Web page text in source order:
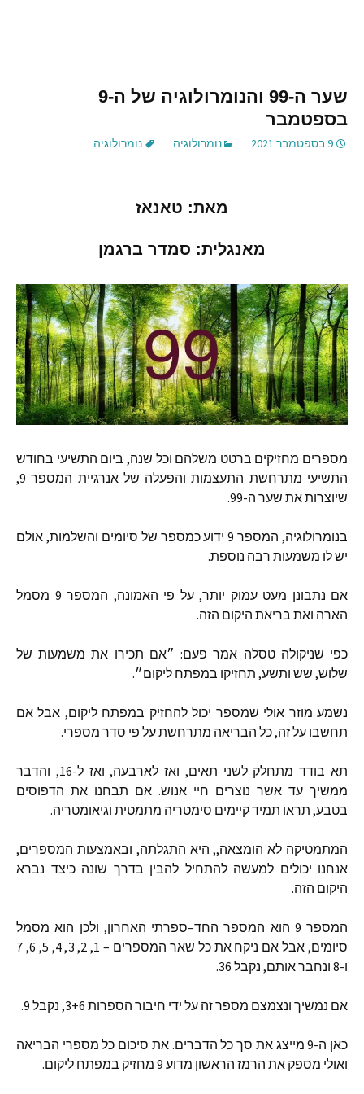
שער ה-99 והנומרולוגיה של ה-9
בספטמבר
9 בספטמבר 2021 נומרולוגיה נומרולוגיה
מאת: טאנאז
מאנגלית: סמדר ברגמן
מספרים מחזיקים ברטט משלהם וכל שנה, ביום התשיעי בחודש
התשיעי מתרחשת התעצמות והפעלה של אנרגיית המספר9,
שיוצרות את שער ה-99.
בנומרולוגיה, המספר9 ידוע כמספר של סיומים והשלמות, אולם
יש לו משמעות רבה נוספת.
אם נתבונן מעט עמוק יותר,על פי האמונה, המספר
מסמל
הארה ואת בריאת היקום הזה.
כפי שניקולה טסלה אמר פעם: ״אם תכירו את משמעות של
שלוש, שש ותשע, תחזיקו במפתח ליקום״.
נשמע מוזר אולי שמספר יכול להחזיק במפתח ליקום, אבל אם
תחשבו על זה,כל הבריאה מתרחשת על פי סדר מספרי.
תא בודד מתחלק לשני תאים, ואז לארבעה, ואז ל-16,
והדבר
ממשיך עד אשר נוצרים חיי אנוש. אם תבחנו את הדפוסים
בטבע, תראו תמיד קיימים סימטריה מתמטית וגיאומטריה.
המתמטיקה לא הומצאה,, היא התגלתה, ובאמצעות המספרים,
אנחנו יכולים למעשה להתחיל להבין בדרך שונה כיצד נברא
היקום הזה.
המספר הוא המספר החד–ספרתי האחרון, ולכן הוא מסמל
סיומים, אבל אם ניקח את כל שאר המספרים – 1, 2, 3, 4, 5, 6, 7
ו-8 ונחבר אותם, נקבל
אם נמשיך ונצמצם מספר זה על ידי חיבור הספרות נקבל
כאן ה-9 מייצג את סך כל הדברים.את סיכום כל מספרי הבריאה
ואולי מספק את הרמז הראשון מדוע
מחזיק במפתח ליקום.